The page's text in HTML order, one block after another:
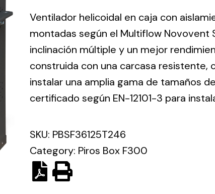
Ventilation
The
incorporation of
Novovent into
offer of
ventilation
products for
different uses
Solar lighting
solutions for all
Ventilador helicoidal en caja con
montadas según el Multiflow Novovent
inclinación múltiple y un mejor
construida con una carcasa resistente,
instalar una amplia gama de tamaños
certificado según EN-12101-3 para
SKU: PBSF36125T246
Category: Piros Box F300